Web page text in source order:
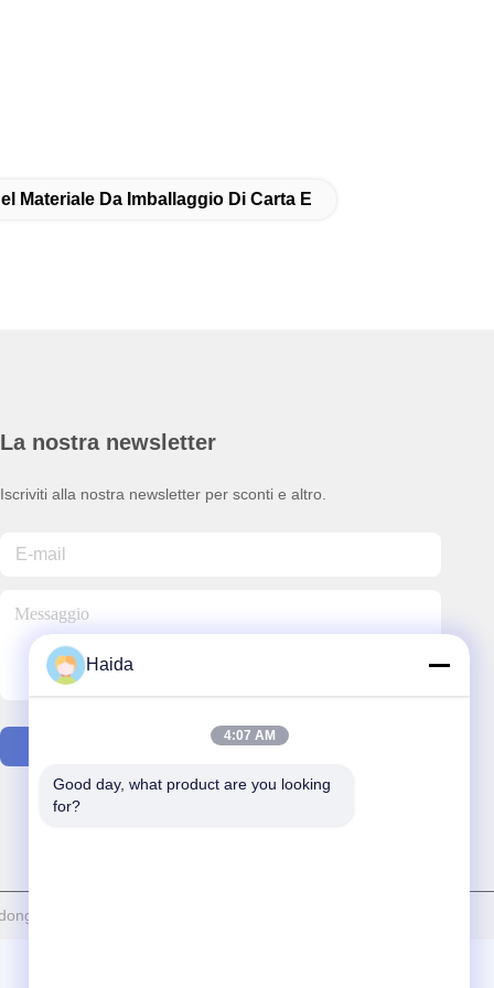
Materiale Da Imballaggio Di Carta E
La nostra newsletter
Iscriviti alla nostra newsletter per sconti e altro.
Haida Equipment Co., Ltd. Tutti. Tutti i diritti riservati.
Haida
4:07 AM
Good day, what product are you looking
for?